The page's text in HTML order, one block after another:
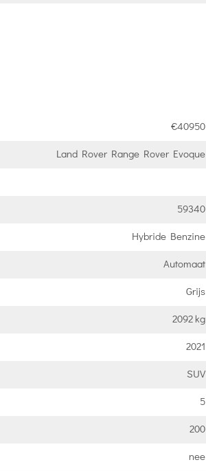
€40950
Land Rover Range Rover Evoque
59340
Hybride Benzine
Automaat
Grijs
2092 kg
2021
SUV
5
200
nee